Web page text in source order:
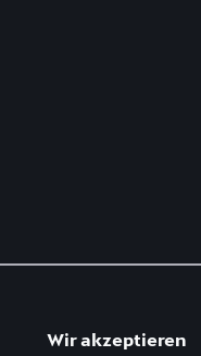
Wir akzeptieren